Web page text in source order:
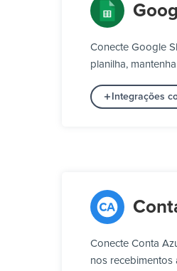
Conecte Google
planilha,
Integrações
Conecte Conta
nos recebimentos